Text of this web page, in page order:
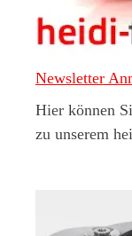
Newsletter
Hier können
zu unserem